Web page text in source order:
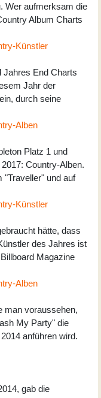
Wer aufmerksam die
Album Charts
Künstler
Jahres End Charts
Jahr der
durch seine
Alben
Platz 1 und
Country-Alben.
"Traveller" und auf
Künstler
hätte, dass
des Jahres ist
Magazine
Alben
man voraussehen,
My Party" die
anführen wird.
gab die